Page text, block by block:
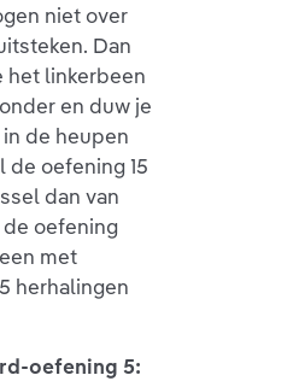
niet over
Dan
het linkerbeen
en duw je
de heupen
de oefening 15
dan van
de oefening
met
herhalingen
oefening 5: